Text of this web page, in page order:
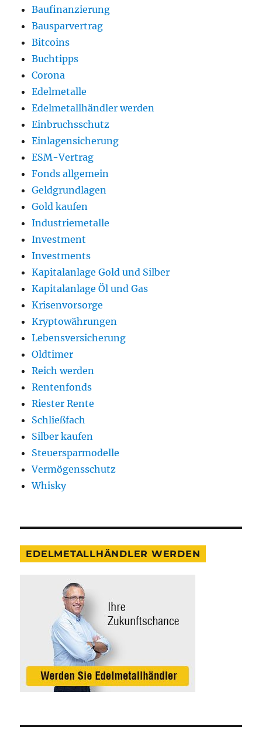
Baufinanzierung
Bausparvertrag
Bitcoins
Buchtipps
Corona
Edelmetalle
Edelmetallhändler werden
Einbruchsschutz
Einlagensicherung
ESM-Vertrag
Fonds allgemein
Geldgrundlagen
Gold kaufen
Industriemetalle
Investment
Investments
Kapitalanlage Gold und Silber
Kapitalanlage Öl und Gas
Krisenvorsorge
Kryptowährungen
Lebensversicherung
Oldtimer
Reich werden
Rentenfonds
Riester Rente
Schließfach
Silber kaufen
Steuersparmodelle
Vermögensschutz
Whisky
EDELMETALLHÄNDLER WERDEN